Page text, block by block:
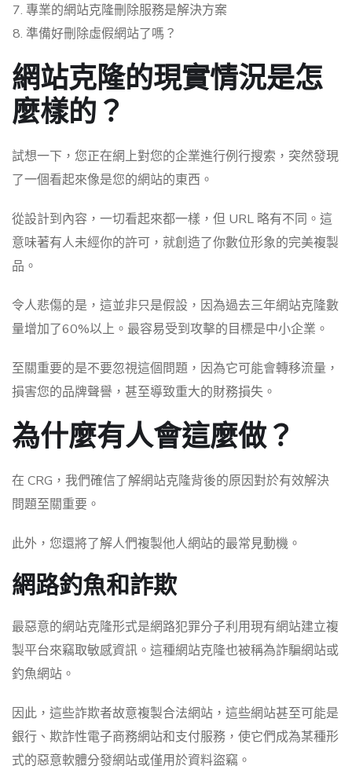
專業的網站克隆刪除服務是解決方案
準備好刪除虛假網站了嗎？
網站克隆的現實情況是怎
麼樣的？
試想一下，您正在網上對您的企業進行例行搜索，突然發現
了一個看起來像是您的網站的東西。
從設計到內容，一切看起來都一樣，但 URL 略有不同。這
意味著有人未經你的許可，就創造了你數位形象的完美複製
品。
令人悲傷的是，這並非只是假設，因為過去三年網站克隆數
量增加了60%以上。最容易受到攻擊的目標是中小企業。
至關重要的是不要忽視這個問題，因為它可能會轉移流量，
損害您的品牌聲譽，甚至導致重大的財務損失。
為什麼有人會這麼做？
在 CRG，我們確信了解網站克隆背後的原因對於有效解決
問題至關重要。
此外，您還將了解人們複製他人網站的最常見動機。
網路釣魚和詐欺
最惡意的網站克隆形式是網路犯罪分子利用現有網站建立複
製平台來竊取敏感資訊。這種網站克隆也被稱為詐騙網站或
釣魚網站。
因此，這些詐欺者故意複製合法網站，這些網站甚至可能是
銀行、欺詐性電子商務網站和支付服務，使它們成為某種形
式的惡意軟體分發網站或僅用於資料盜竊。